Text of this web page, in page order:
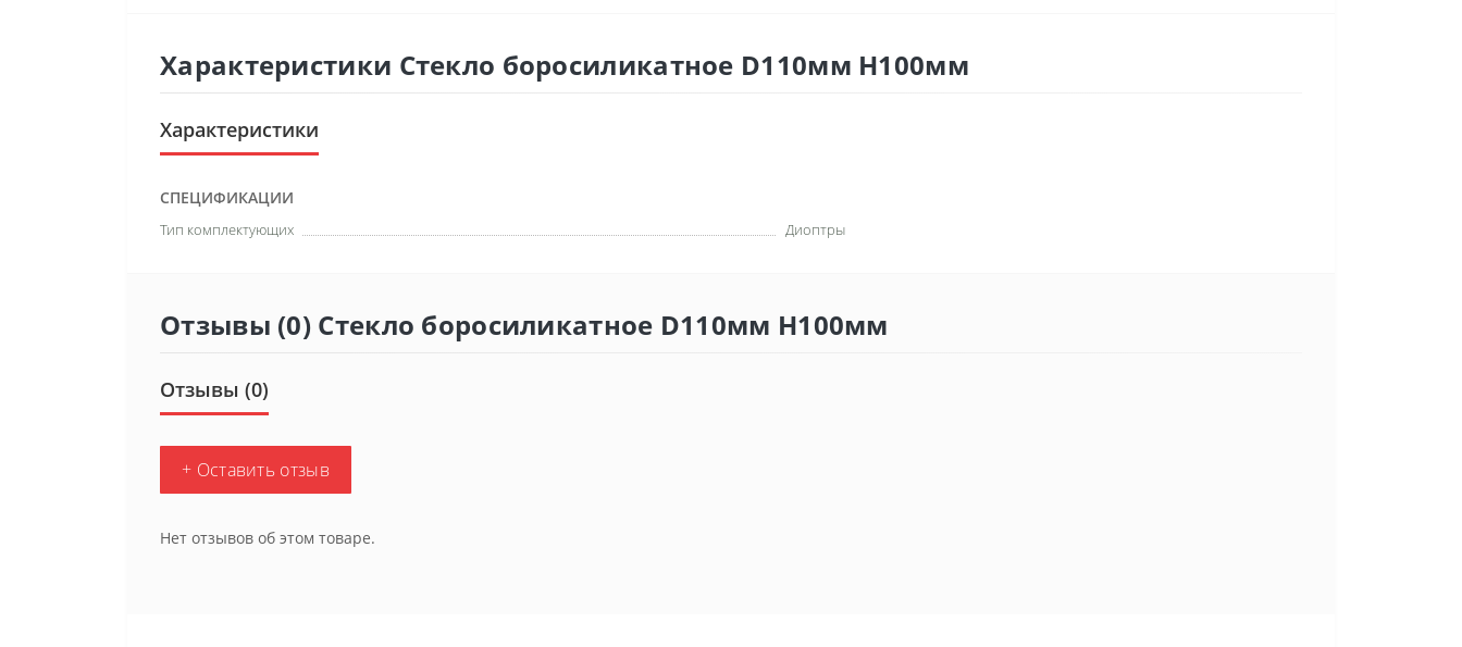
Характеристики Стекло боросиликатное D110мм H100мм
Характеристики
СПЕЦИФИКАЦИИ
Тип комплектующих Диоптры
Отзывы (0) Стекло боросиликатное D110мм H100мм
Отзывы (0)
+ Оставить отзыв
Нет отзывов об этом товаре.